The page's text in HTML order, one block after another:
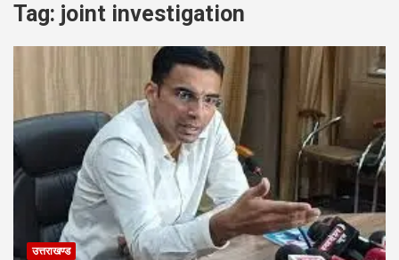
Tag: joint investigation
उत्तराखण्ड